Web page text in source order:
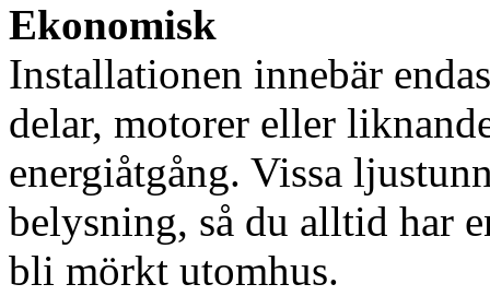
Ekonomisk
Installationen innebär
delar, motorer eller
energiåtgång. Vissa
belysning, så du alltid har
bli mörkt utomhus.